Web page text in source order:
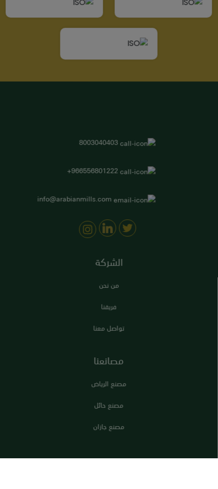
8003040403
info@arabianmills.com
الشركة
من نحن
فريقنا
تواصل معنا
مصانعنا
مصنع الرياض
مصنع حائل
مصنع جازان